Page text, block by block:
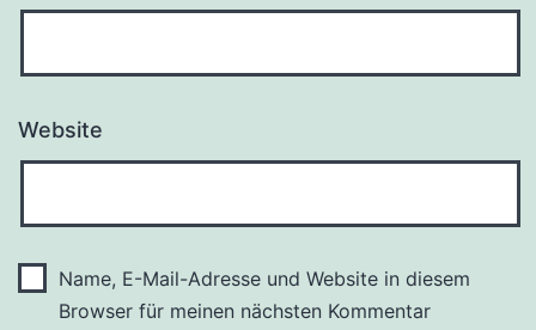
Website
Name, E-Mail-Adresse und Website in diesem
Browser für meinen nächsten Kommentar